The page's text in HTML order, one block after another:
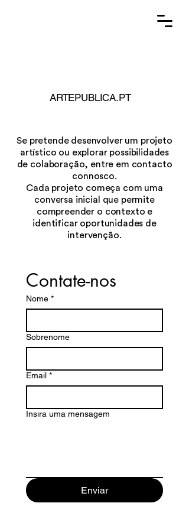
ARTEPUBLICA.PT
Se pretende desenvolver um projeto
artístico ou explorar possibilidades
de colaboração, entre em contacto
connosco.
Cada projeto começa com uma
conversa inicial que permite
compreender o contexto e
identificar oportunidades de
intervenção.
Contate-nos
Nome *
Sobrenome
Email *
Insira uma mensagem
Enviar